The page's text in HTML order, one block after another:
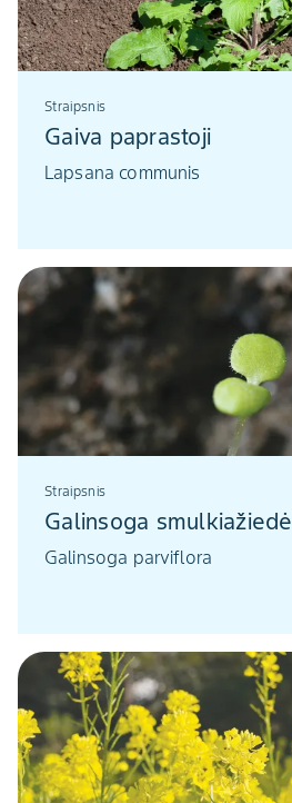
Straipsnis
Gaiva paprastoji
Lapsana communis
Straipsnis
Galinsoga smulkiažiedė
Galinsoga parviflora